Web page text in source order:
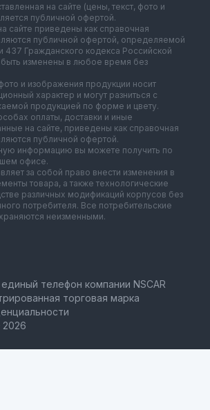
на сайте (цены, текст, фото и
публичной офертой.
сайте приведены как справочная
публичной офертой, определяемой
437 Гражданского кодекса Российской
изменены в любое время без
и изображения продукции носит
характер и могут разниться с
продукцией по форме и цвету.
оплаты, доставки и иные
на сайте, приведены как справочная
публичной офертой.
информацию вы можете получить по
офисе.
за собой право внести изменения в
товара, а также технологические
различных модификаций корпусов без
потребителя. Все потребительские
неизменными.
торговая марка